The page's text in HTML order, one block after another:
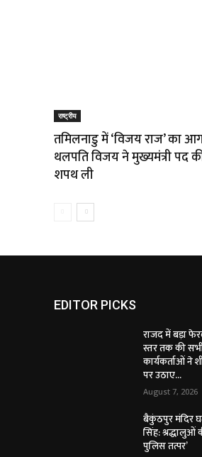
राष्ट्रीय
तमिलनाडु में ‘विजय राज’ का
थलपति विजय ने मुख्यमंत्री पद
शपथ ली
EDITOR PICKS
राजद में बड़ा
स्तर तक की
कार्यकर्ताओं ने
पर उठाए...
August 7, 2026
बैकुंठपुर मंदिर
सिंह: श्रद्धालुओं
पुलिस तत्पर’